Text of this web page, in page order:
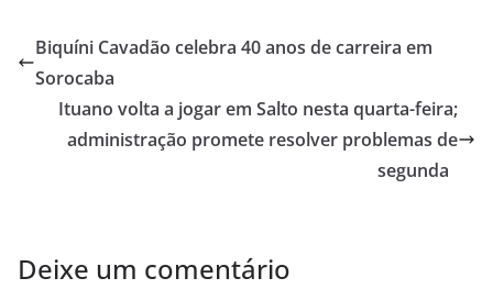
b
o
o
k
s
A
p
p
e
d
n
g
r
m
Biquíni Cavadão celebra 40 anos de carreira em
Sorocaba
Ituano volta a jogar em Salto nesta quarta-feira;
administração promete resolver problemas de
segunda
Deixe um comentário